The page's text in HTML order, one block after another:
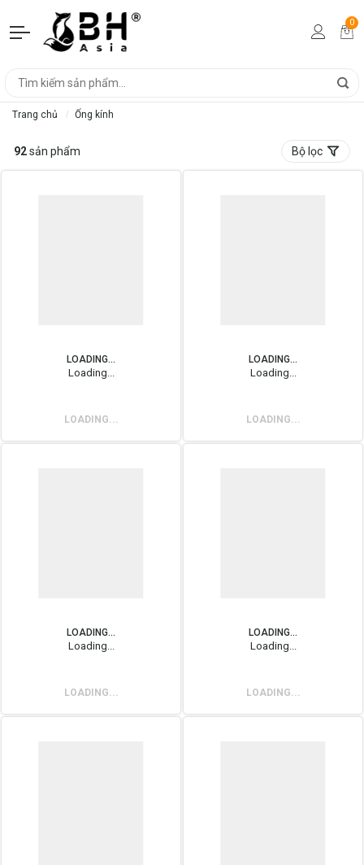
0
Trang chủ Ống kính
92sản phẩm Bộ lọc
LOADING...
Loading...
LOADING...
LOADING...
Loading...
LOADING...
LOADING...
Loading...
LOADING...
LOADING...
Loading...
LOADING...